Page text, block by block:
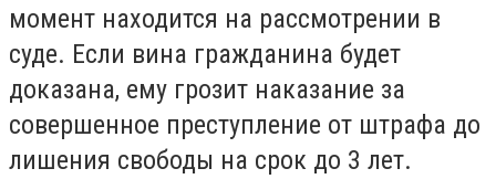
момент находится на рассмотрении в
суде. Если вина гражданина будет
доказана, ему грозит наказание за
совершенное преступление от штрафа до
лишения свободы на срок до 3 лет.